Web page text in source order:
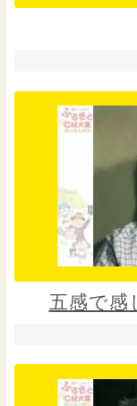
五感で感